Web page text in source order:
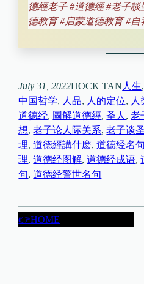
德經老子 #道德經 #老子
德教育 #启蒙道德教育 #自
July 31, 2022HOCK TAN 人生
中国哲学, 人品, 人的定位, 人
道德经, 圖解道德經, 圣人 , 老
想, 老子论人际关系, 老子谈
理, 道德經講什麽, 道德经名句
理, 道德经图解, 道德经成语,
句, 道德经警世名句
👉HOME